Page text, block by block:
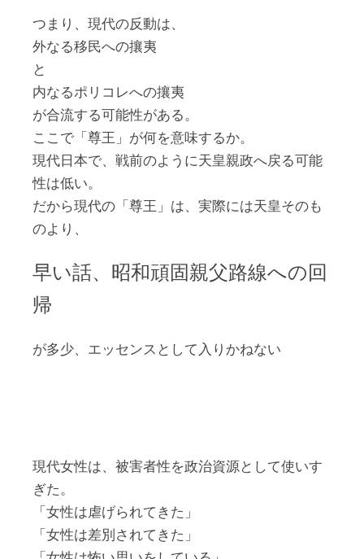
つまり、現代の反動は、
外なる移民への攘夷
と
内なるポリコレへの攘夷
が合流する可能性がある。
ここで「尊王」が何を意味するか。
現代日本で、戦前のように天皇親政へ戻る可能
性は低い。
だから現代の「尊王」は、実際には天皇そのも
のより、
早い話、昭和頑固親父路線への回
帰
が多少、エッセンスとして入りかねない
現代女性は、被害者性を政治資源として使いす
ぎた。
「女性は虐げられてきた」
「女性は差別されてきた」